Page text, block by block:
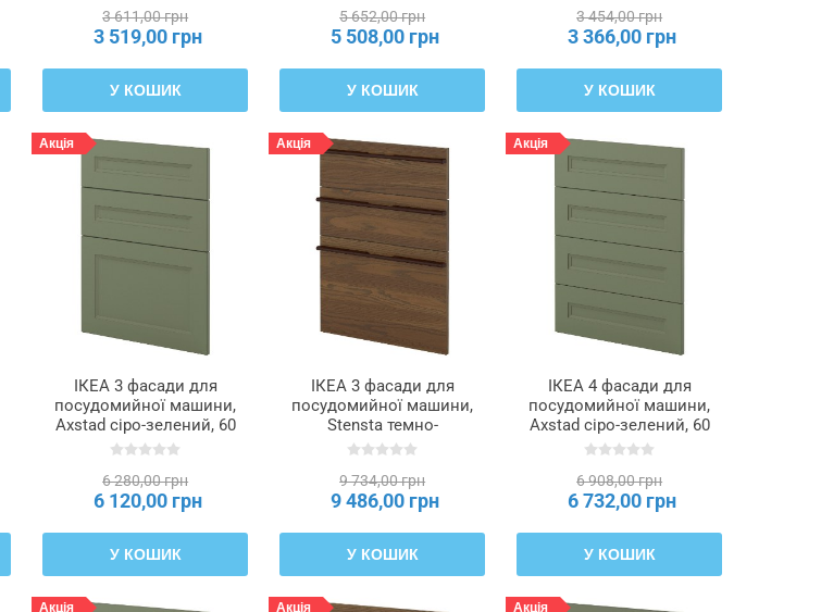
3 611,00 грн
3 519,00 грн
У КОШИК
5 652,00 грн
5 508,00 грн
У КОШИК
3 454,00 грн
3 366,00 грн
У КОШИК
Акція
ІКЕА 3 фасади для
посудомийної машини,
Axstad сіро-зелений, 60
см METOD МЕТОД,
6 280,00 грн
6 120,00 грн
У КОШИК
Акція
ІКЕА 3 фасади для
посудомийної машини,
Stensta темно-
коричнева фанера
МЕТОД, 495.744.93
9 734,00 грн
9 486,00 грн
У КОШИК
Акція
ІКЕА 4 фасади для
посудомийної машини,
Axstad сіро-зелений, 60
см METOD МЕТОД,
6 908,00 грн
6 732,00 грн
У КОШИК
Акція Акція Акція